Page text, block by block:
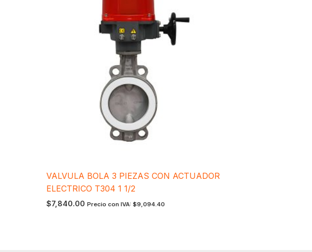
VALVULA BOLA 3 PIEZAS CON ACTUADOR
ELECTRICO T304 1 1/2
$7,840.00 Precio con IVA:$9,094.40